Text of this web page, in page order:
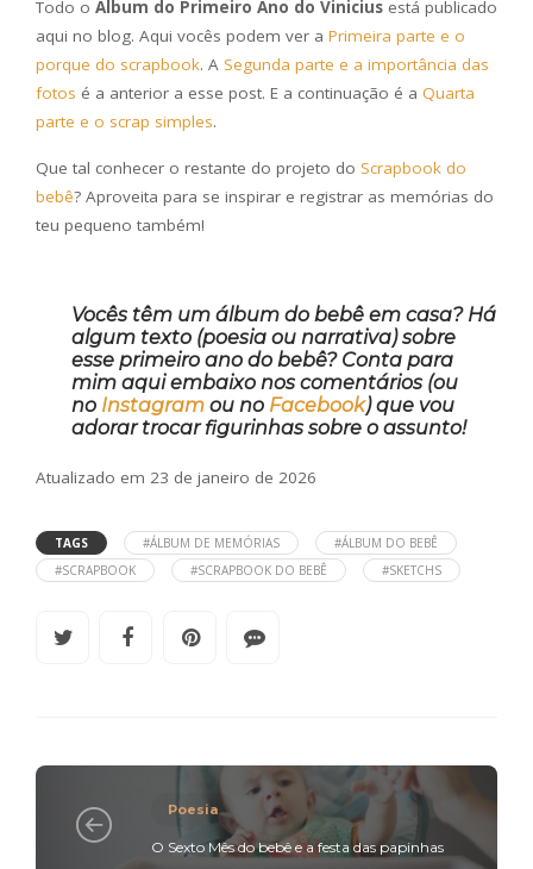
Todo o Álbum do Primeiro Ano do Vinicius está publicado
aqui no blog. Aqui vocês podem ver a Primeira parte e o
porque do scrapbook. A Segunda parte e a importância das
fotos é a anterior a esse post. E a continuação é a Quarta
parte e o scrap simples.
Que tal conhecer o restante do projeto do Scrapbook do
bebê? Aproveita para se inspirar e registrar as memórias do
teu pequeno também!
Vocês têm um álbum do bebê em casa? Há
algum texto (poesia ou narrativa) sobre
esse primeiro ano do bebê? Conta para
mim aqui embaixo nos comentários (ou
no Instagram ou no Facebook) que vou
adorar trocar figurinhas sobre o assunto!
Atualizado em 23 de janeiro de 2026
TAGS #ÁLBUM DE MEMÓRIAS
#ÁLBUM DO BEBÊ
#SCRAPBOOK
#SCRAPBOOK DO BEBÊ #SKETCHS
Poesia
O Sexto Mês do bebê e a festa das papinhas